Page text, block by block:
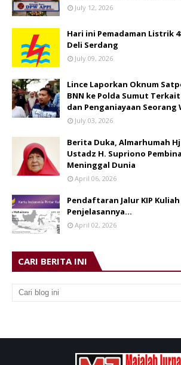
July 12, 2026
Hari ini Pemadaman Listrik
Deli Serdang
July 09, 2026
Lince Laporkan Oknum
BNN ke Polda Sumut
dan Penganiayaan Seorang
July 03, 2026
Berita Duka, Almarhumah
Ustadz H. Supriono
Meninggal Dunia
April 06, 2026
Pendaftaran Jalur KIP Kuliah
Penjelasannya…
April 02, 2026
CARI BERITA INI